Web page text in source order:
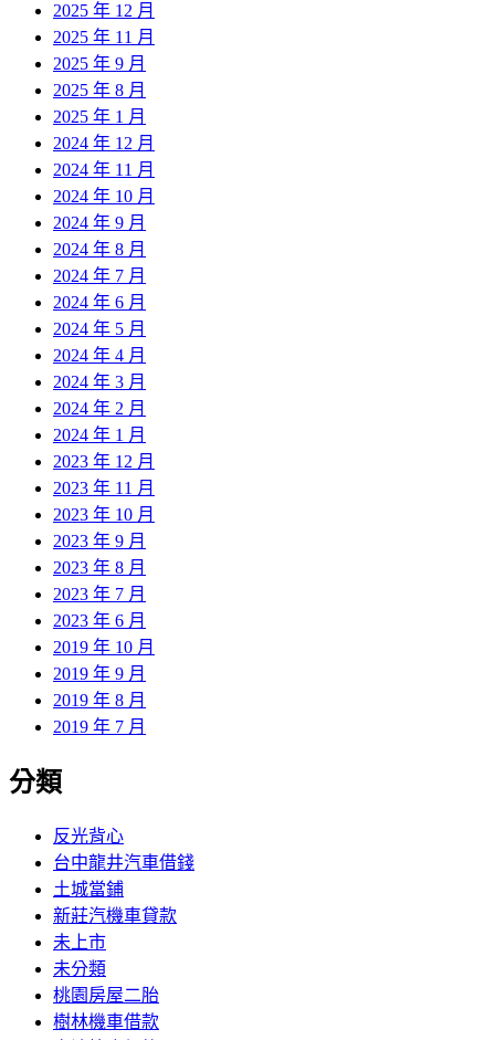
2025 年 12 月
2025 年 11 月
2025 年 9 月
2025 年 8 月
2025 年 1 月
2024 年 12 月
2024 年 11 月
2024 年 10 月
2024 年 9 月
2024 年 8 月
2024 年 7 月
2024 年 6 月
2024 年 5 月
2024 年 4 月
2024 年 3 月
2024 年 2 月
2024 年 1 月
2023 年 12 月
2023 年 11 月
2023 年 10 月
2023 年 9 月
2023 年 8 月
2023 年 7 月
2023 年 6 月
2019 年 10 月
2019 年 9 月
2019 年 8 月
2019 年 7 月
分類
反光背心
台中龍井汽車借錢
土城當鋪
新莊汽機車貸款
未上市
未分類
桃園房屋二胎
樹林機車借款